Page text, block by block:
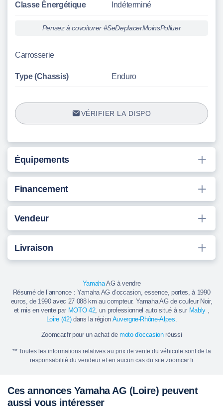
Classe Énergétique Indéterminé
Pensez à covoiturer #SeDeplacerMoinsPolluer
Carrosserie
Type (Chassis) Enduro
VÉRIFIER LA DISPO
Équipements
Financement
Vendeur
Livraison
YamahaAG à vendre
Résumé de l’annonce : Yamaha AG d’occasion, essence, portes, à 1990
euros, de 1990 avec 27 088 km au compteur. Yamaha AG de couleur Noir,
et mis en vente par MOTO 42, un professionnel auto situé à sur Mably,
Loire (42) dans la région Auvergne-Rhône-Alpes.
Zoomcar.fr pour un achat de moto d'occasionréussi
** Toutes les informations relatives au prix de vente du véhicule sont de la
responsabilité du vendeur et en aucun cas du site zoomcar.fr
Ces annonces Yamaha AG (Loire) peuvent
aussi vous intéresser